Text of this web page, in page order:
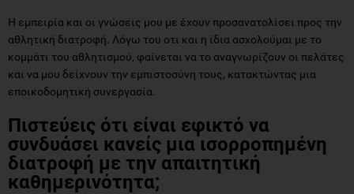
Η εμπειρία και οι γνώσεις μου με έχουν προσανατολίσει προς την
αθλητική διατροφή. Λόγω του οτι και η ίδια ασχολούμαι με το
κομμάτι του αθλητισμού, φαίνεται να το αναγνωρίζουν οι πελάτες
και να μου δείχνουν την εμπιστοσύνη τους, κατακτώντας μια
εποικοδομητική συνεργασία.
Πιστεύεις ότι είναι εφικτό να
συνδυάσει κανείς μια ισορροπημένη
διατροφή με την απαιτητική
καθημερινότητα;